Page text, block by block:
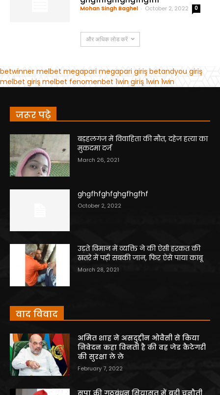
जरूर पढ़े
बड़हलगंज में विवाहिता की मौत, दहेज हत्या का
मुकदमा दर्ज
March 26, 2021
ghgfhfghfghgfhgfhf
October 2, 2022
उड़ते विमान में व्यक्ति ने की ऐसी हरकत की
खतरे में पड़ी सबकी जान, फिर ऐसे पाया काबू
March 28, 2021
वाद विवाद
अमित शाह ने असदुद्दीन ओवैसी से किया
निवेदन कहा विनती है की वह जेड कैटेगरी
की सुरक्षा ले ले
February 7, 2022
सपा की गठबंधन सियासत में बड़ी चुनौती